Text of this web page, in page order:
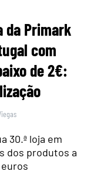
da Primark
com
de 2€:
30.ª loja em
dos produtos a